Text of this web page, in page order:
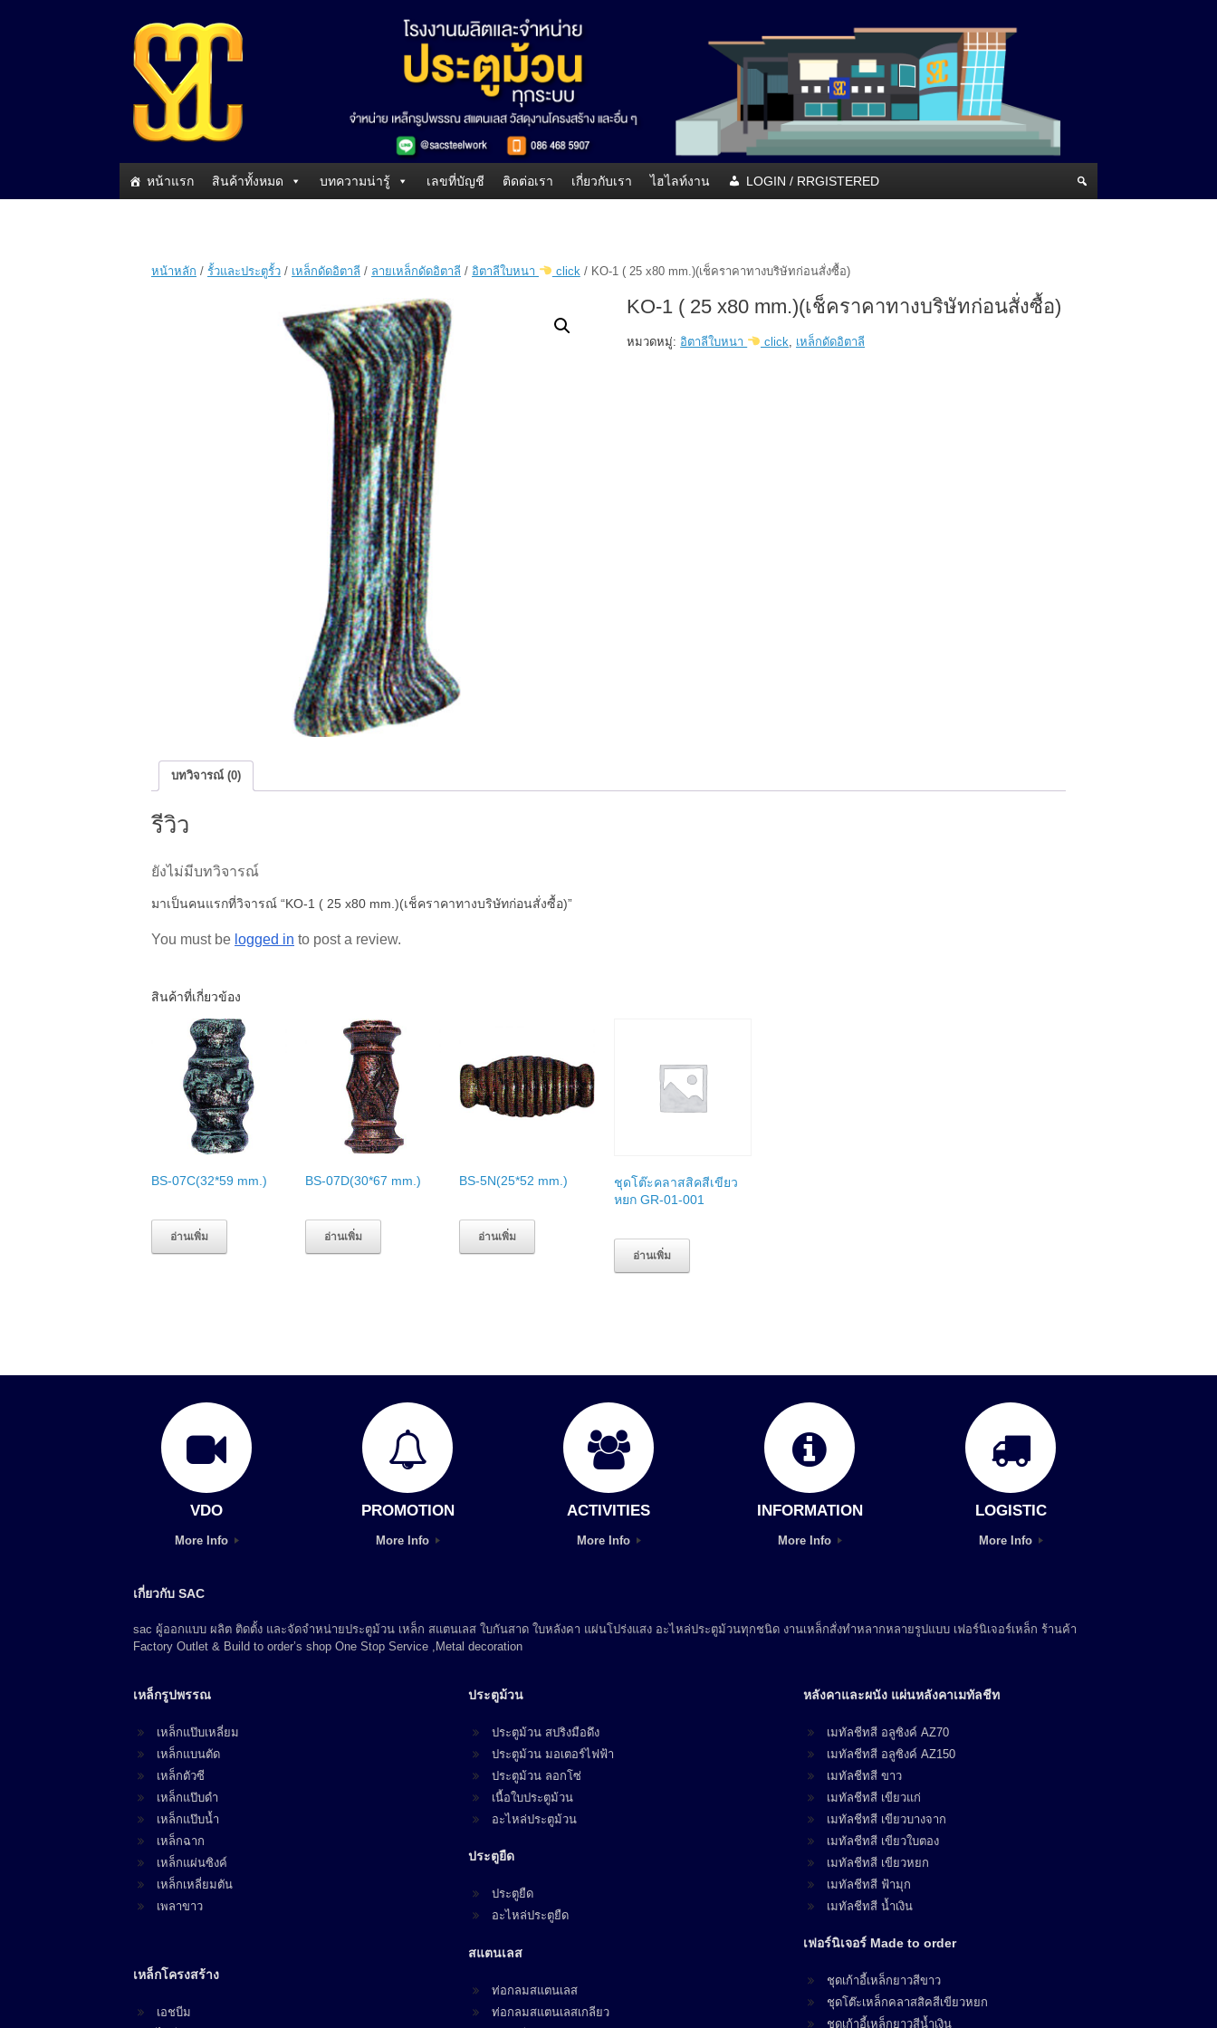
หน้าแรก สินค้าทั้งหมด บทความน่ารู้ เลขที่บัญชี ติดต่อเรา เกี่ยวกับเรา ไฮไลท์งาน LOGIN / RRGISTERED
หน้าหลัก / รั้วและประตูรั้ว / เหล็กดัดอิตาลี / ลายเหล็กดัดอิตาลี / อิตาลีใบหนา click/ KO-1 ( 25 x80 mm.)(เช็คราคาทางบริษัทก่อนสั่งซื้อ)
KO-1 ( 25 x80 mm.)(เช็คราคาทางบริษัทก่อนสั่งซื้อ)
หมวดหมู่: อิตาลีใบหนา click, เหล็กดัดอิตาลี
บทวิจารณ์ (0)
รีวิว
ยังไม่มีบทวิจารณ์
มาเป็นคนแรกที่วิจารณ์ “KO-1 ( 25 x80 mm.)(เช็คราคาทางบริษัทก่อนสั่งซื้อ)”
You must be logged in to post a review.
สินค้าที่เกี่ยวข้อง
BS-07C(32*59 mm.)
อ่านเพิ่ม
BS-07D(30*67 mm.)
อ่านเพิ่ม
BS-5N(25*52 mm.)
อ่านเพิ่ม
ชุดโต๊ะคลาสสิคสีเขียว
หยก GR-01-001
อ่านเพิ่ม
VDO
More Info
PROMOTION
More Info
ACTIVITIES
More Info
INFORMATION
More Info
LOGISTIC
More Info
เกี่ยวกับ SAC
sac ผู้ออกแบบ ผลิต ติดตั้ง และจัดจำหน่ายประตูม้วน เหล็ก สแตนเลส ใบกันสาด ใบหลังคา แผ่นโปร่งแสง อะไหล่ประตูม้วนทุกชนิด งานเหล็กสั่งทำหลากหลายรูปแบบ เฟอร์นิเจอร์เหล็ก ร้านค้า
Factory Outlet & Build to order’s shop One Stop Service ,Metal decoration
เหล็กรูปพรรณ
เหล็กแป๊บเหลี่ยม
เหล็กแบนตัด
เหล็กตัวซี
เหล็กแป๊บดำ
เหล็กแป๊บน้ำ
เหล็กฉาก
เหล็กแผ่นซิงค์
เหล็กเหลี่ยมตัน
เพลาขาว
เหล็กโครงสร้าง
เอชบีม
ประตูม้วน
ประตูม้วน สปริงมือดึง
ประตูม้วน มอเตอร์ไฟฟ้า
ประตูม้วน ลอกโซ่
เนื้อใบประตูม้วน
อะไหล่ประตูม้วน
ประตูยืด
ประตูยืด
อะไหล่ประตูยืด
สแตนเลส
ท่อกลมสแตนเลส
ท่อกลมสแตนเลสเกลียว
หลังคาและผนัง แผ่นหลังคาเมทัลชีท
เมทัลชีทสี อลูซิงค์ AZ70
เมทัลชีทสี อลูซิงค์ AZ150
เมทัลชีทสี ขาว
เมทัลชีทสี เขียวแก่
เมทัลชีทสี เขียวบางจาก
เมทัลชีทสี เขียวใบตอง
เมทัลชีทสี เขียวหยก
เมทัลชีทสี ฟ้ามุก
เมทัลชีทสี น้ำเงิน
เฟอร์นิเจอร์ Made to order
ชุดเก้าอี้เหล็กยาวสีขาว
ชุดโต๊ะเหล็กคลาสสิคสีเขียวหยก
ชุดเก้าอี้เหล็กยาวสีน้ำเงิน